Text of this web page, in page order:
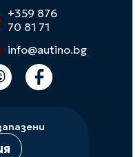
+359 876
70 81 71
info@autino.bg